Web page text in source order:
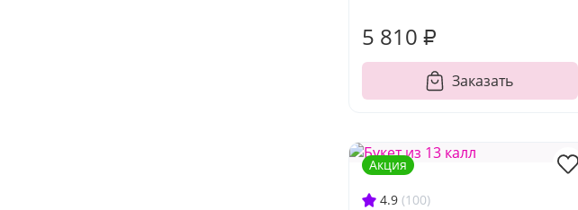
5 810 ₽
Заказать
4.9 (100)
Акция